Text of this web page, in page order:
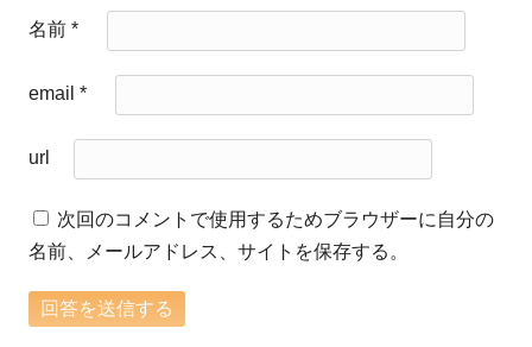
名前*
email*
url
次回のコメントで使用するためブラウザーに自分の
名前、メールアドレス、サイトを保存する。